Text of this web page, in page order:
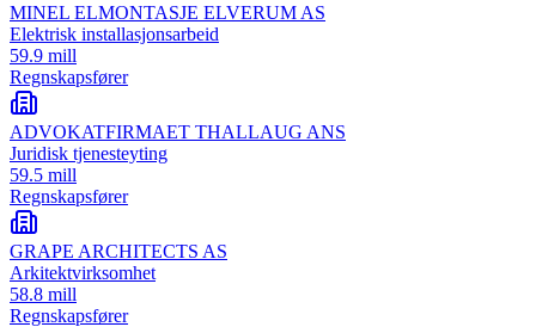
MINEL ELMONTASJE ELVERUM AS
Elektrisk installasjonsarbeid
59.9 mill
Regnskapsfører
ADVOKATFIRMAET THALLAUG ANS
Juridisk tjenesteyting
59.5 mill
Regnskapsfører
GRAPE ARCHITECTS AS
Arkitektvirksomhet
58.8 mill
Regnskapsfører